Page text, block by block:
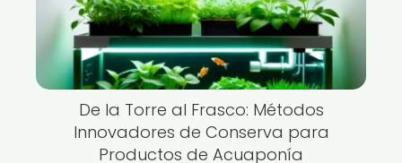
De la Torre al Frasco: Métodos
Innovadores de Conserva para
Productos de Acuaponía